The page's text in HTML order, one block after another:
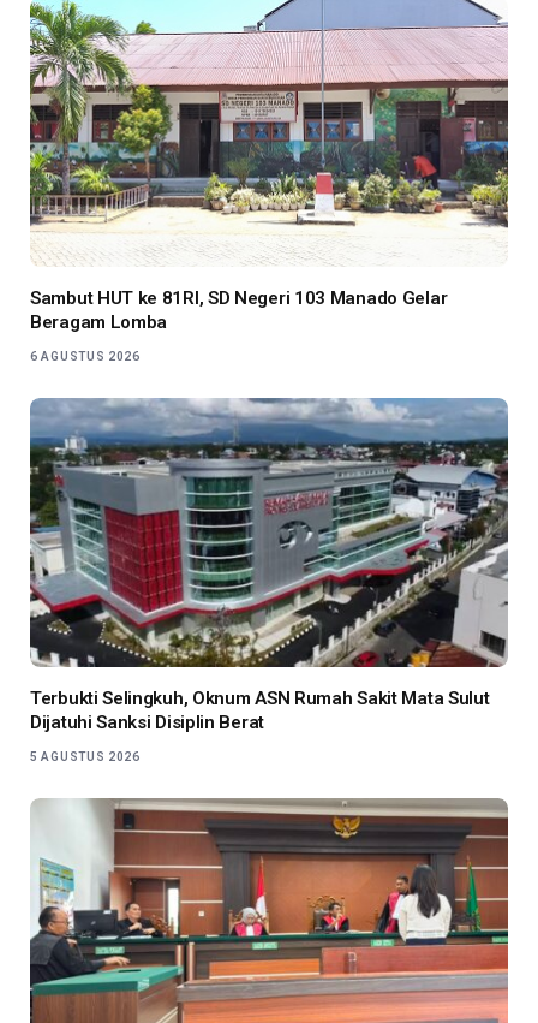
Sambut HUT ke 81RI, SD Negeri 103 Manado Gelar
Beragam Lomba
6 AGUSTUS 2026
Terbukti Selingkuh, Oknum ASN Rumah Sakit Mata Sulut
Dijatuhi Sanksi Disiplin Berat
5 AGUSTUS 2026